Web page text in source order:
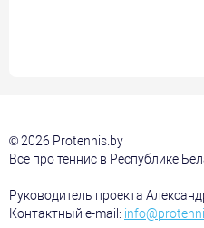
© 2026 Protennis.by
Все про теннис в Республике
Руководитель проекта
Контактный e-mail: